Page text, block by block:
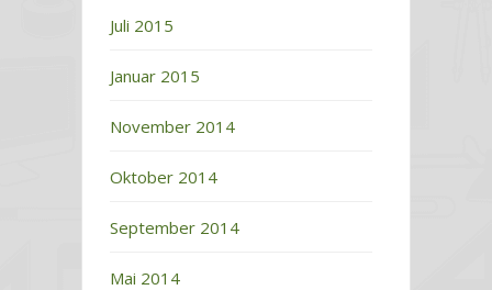
Juli 2015
Januar 2015
November 2014
Oktober 2014
September 2014
Mai 2014